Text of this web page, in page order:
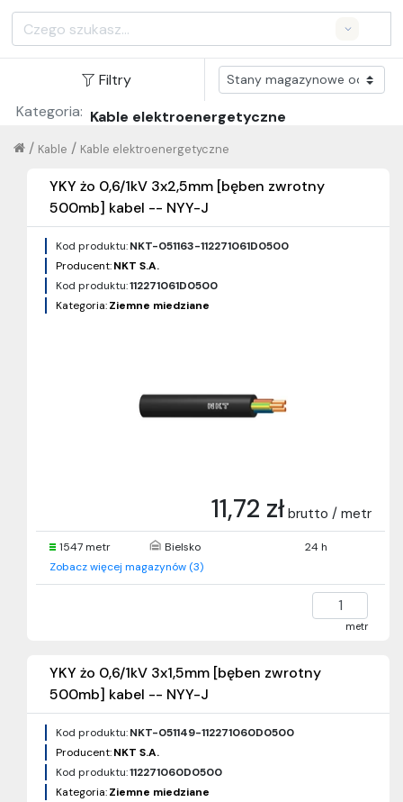
Search
Filtry
Kategoria: Kable elektroenergetyczne
Kable elektroenergetyczne
/
Kable
/
YKY żo 0,6/1kV 3x2,5mm [bęben zwrotny
500mb] kabel -- NYY-J
Kod produktu:NKT-051163-112271061D0500
Producent:NKT S.A.
Kod produktu:112271061D0500
Kategoria:Ziemne miedziane
11,72 zł brutto / metr
1547 metr Bielsko
24 h
Zobacz więcej magazynów (3)
metr
YKY żo 0,6/1kV 3x1,5mm [bęben zwrotny
500mb] kabel -- NYY-J
Kod produktu:NKT-051149-112271060D0500
Producent:NKT S.A.
Kod produktu:112271060D0500
Kategoria:Ziemne miedziane